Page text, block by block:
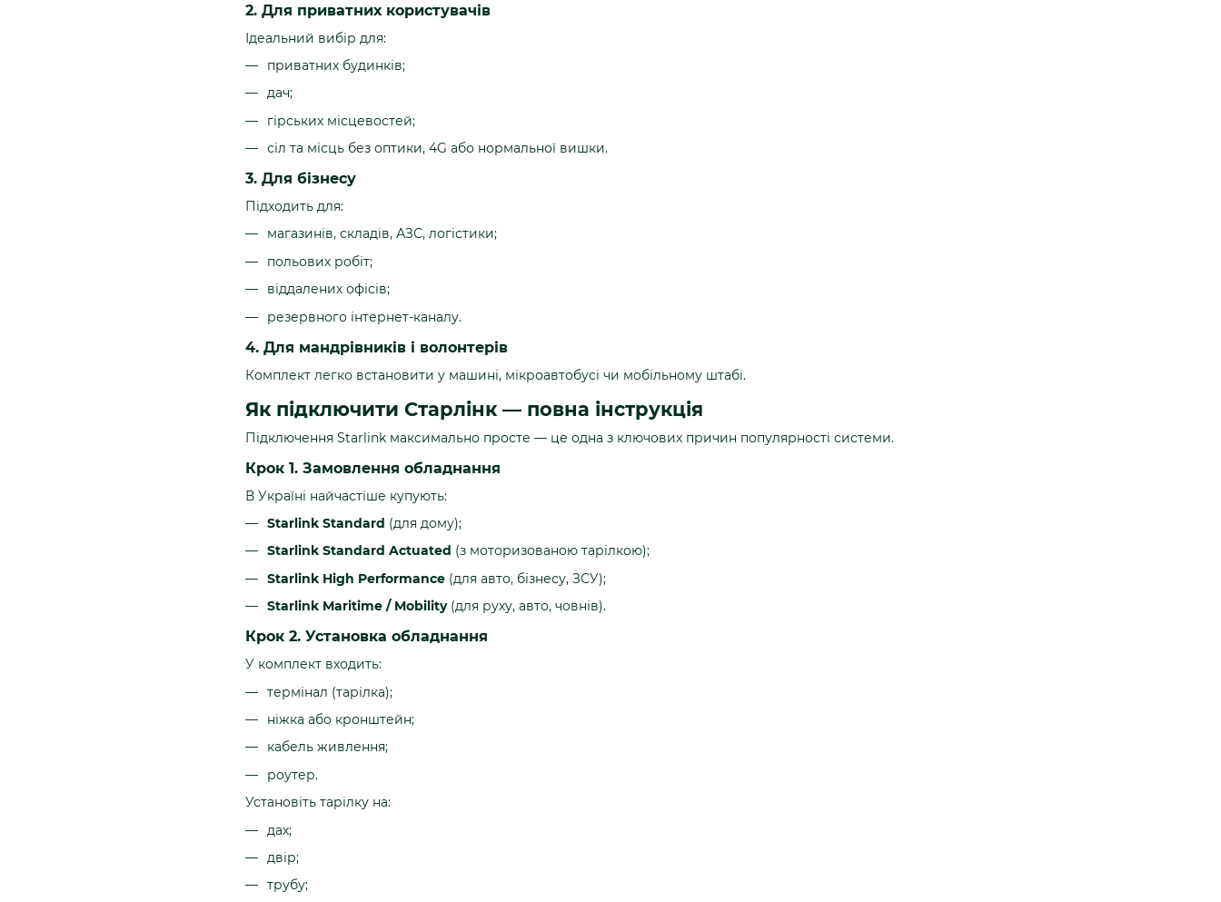
2. Для приватних користувачів
Ідеальний вибір для:
приватних будинків;
дач;
гірських місцевостей;
сіл та місць без оптики, 4G або нормальної вишки.
3. Для бізнесу
Підходить для:
магазинів, складів, АЗС, логістики;
польових робіт;
віддалених офісів;
резервного інтернет-каналу.
4. Для мандрівників і волонтерів
Комплект легко встановити у машині, мікроавтобусі чи мобільному штабі.
Як підключити Старлінк — повна інструкція
Підключення Starlink максимально просте — це одна з ключових причин популярності системи.
Крок 1. Замовлення обладнання
В Україні найчастіше купують:
Starlink Standard (для дому);
Starlink Standard Actuated (з моторизованою тарілкою);
Starlink High Performance (для авто, бізнесу, ЗСУ);
Starlink Maritime / Mobility(для руху, авто, човнів).
Крок 2. Установка обладнання
У комплект входить:
термінал (тарілка);
ніжка або кронштейн;
кабель живлення;
роутер.
Установіть тарілку на:
дах;
двір;
трубу;